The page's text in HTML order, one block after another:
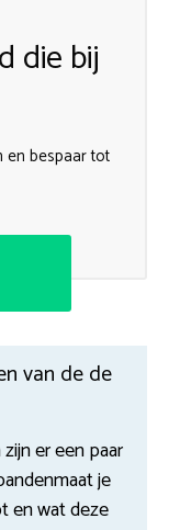
die bij
en bespaar tot
van de de
er een paar
je
en wat deze